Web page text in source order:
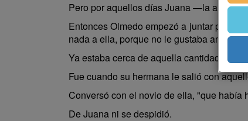
Pero por aquellos días Juana —la ahijada
Entonces Olmedo empezó a juntar plata.
nada a ella, porque no le gustaba andar
Ya estaba cerca de aquella cantidad,
Fue cuando su hermana le salió con
Conversó con el novio de ella, "que había
De Juana ni se despidió.